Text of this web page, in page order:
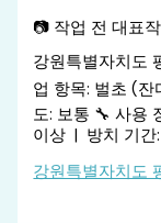
📷 작업 전 대표
강원특별자치도
업 항목: 벌초 (
도: 보통 🔧 사용
이상 | 방치 기간:
강원특별자치도